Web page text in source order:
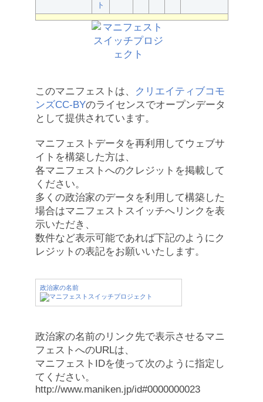
ト
このマニフェストは、
クリエイティブコモ
ンズCC-BYのライセンスでオープンデータ
として提供されています。
マニフェストデータを再利用してウェブサ
イトを構築した方は、
各マニフェストへのクレジットを掲載して
ください。
多くの政治家のデータを利用して構築した
場合はマニフェストスイッチへリンクを表
示いただき、
数件など表示可能であれば下記のようにク
レジットの表記をお願いいたします。
政治家の名前
政治家の名前のリンク先で表示させるマニ
フェストへのURLは、
マニフェストIDを使って次のように指定し
てください。
http://www.maniken.jp/id#0000000023